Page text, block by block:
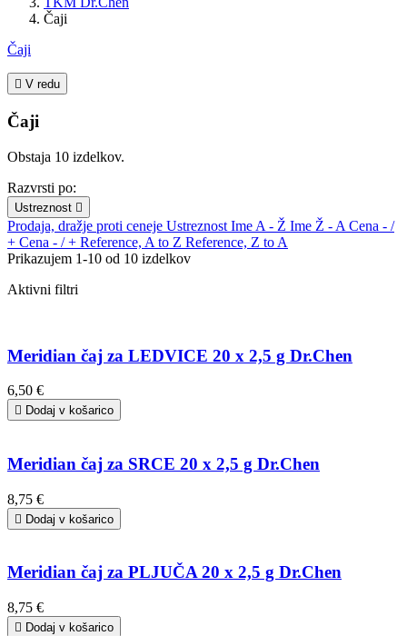
Čaji
Čaji
 V redu
Čaji
Obstaja 10 izdelkov.
Razvrsti po:
Ustreznost 
Prodaja, dražje proti ceneje Ustreznost Ime A - Ž Ime Ž - A Cena - /
+ Cena - / + Reference, A to Z Reference, Z to A
Prikazujem 1-10 od 10 izdelkov
Aktivni filtri
Meridian čaj za LEDVICE 20 x 2,5 g Dr.Chen
6,50 €
 Dodaj v košarico
Meridian čaj za SRCE 20 x 2,5 g Dr.Chen
8,75 €
 Dodaj v košarico
Meridian čaj za PLJUČA 20 x 2,5 g Dr.Chen
8,75 €
 Dodaj v košarico